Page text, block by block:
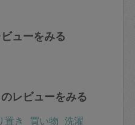
ューをみる
レビューをみる
置き 買い物 洗濯